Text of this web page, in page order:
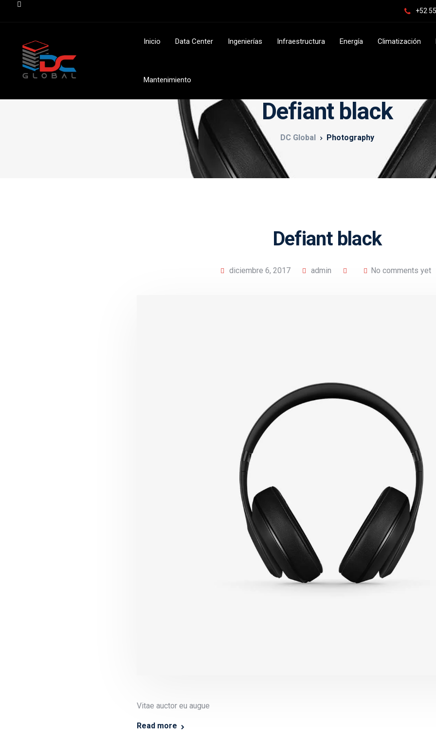
+52
Inicio Data Center Ingenierías Infraestructura Energía Climatización
Mantenimiento
Defiant black
DC Global Photography
Defiant black
diciembre 6, 2017 admin No comments yet
Vitae auctor eu augue
Read more